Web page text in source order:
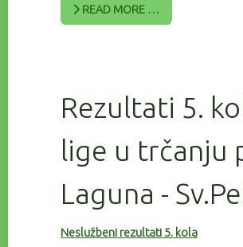
READ MORE …
Rezultati 5.
lige u trčanju
Laguna -
Neslužbeni rezultati 5. kola